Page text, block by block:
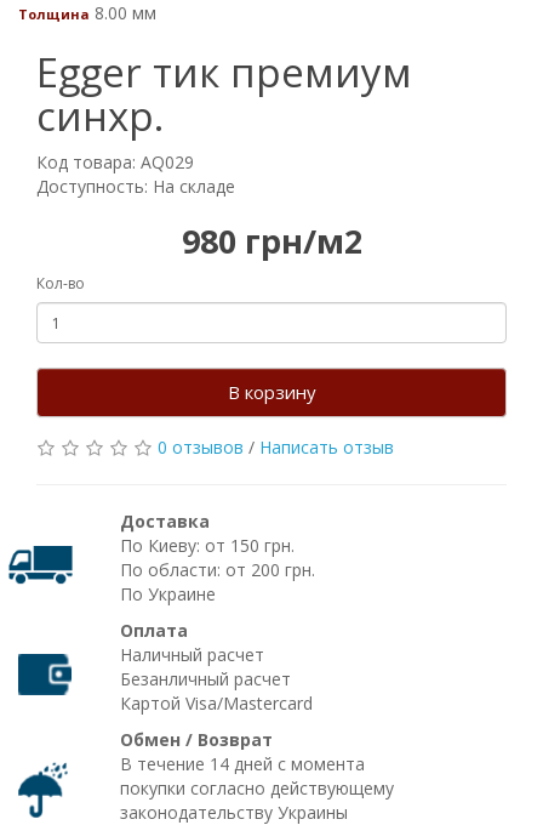
Толщина 8.00 мм
Egger тик премиум
синхр.
Код товара: AQ029
Доступность: На складе
980 грн/м2
Кол-во
В корзину
0 отзывов / Написать отзыв
Доставка
По Киеву: от 150 грн.
По области: от 200 грн.
По Украине
Оплата
Наличный расчет
Безанличный расчет
Картой Visa/Mastercard
Обмен / Возврат
В течение 14 дней с момента
покупки согласно действующему
законодательству Украины